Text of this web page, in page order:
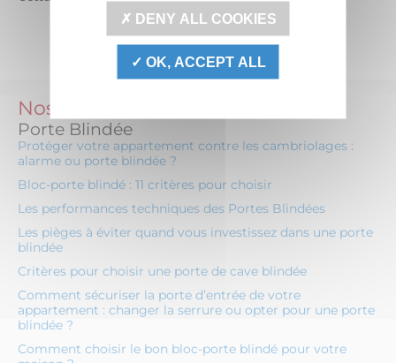
Nos conseils
Porte Blindée
Protéger votre appartement contre les cambriolages :
alarme ou porte blindée ?
Bloc-porte blindé : 11 critères pour choisir
Les performances techniques des Portes Blindées
Les pièges à éviter quand vous investissez dans une porte
blindée
Critères pour choisir une porte de cave blindée
Comment sécuriser la porte d’entrée de votre
appartement : changer la serrure ou opter pour une porte
blindée ?
Comment choisir le bon bloc-porte blindé pour votre
DENY ALL COOKIES
OK, ACCEPT ALL